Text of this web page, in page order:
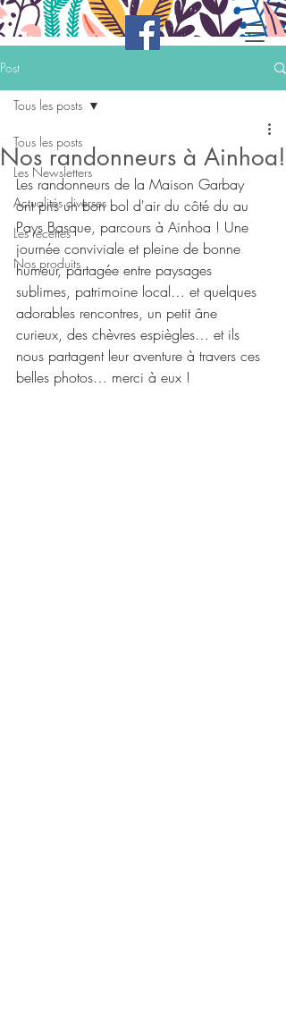
Post
Tous les posts
Les Newsletters
Actualités diverses
Les recettes
Nos produits
Tous les posts
Nos randonneurs à Ainhoa!
Les randonneurs de la Maison Garbay
ont pris un bon bol d'air du côté du au
Pays Basque, parcours à Ainhoa ! Une
journée conviviale et pleine de bonne
humeur, partagée entre paysages
sublimes, patrimoine local… et quelques
adorables rencontres, un petit âne
curieux, des chèvres espiègles… et ils
nous partagent leur aventure à travers ces
belles photos… merci à eux !